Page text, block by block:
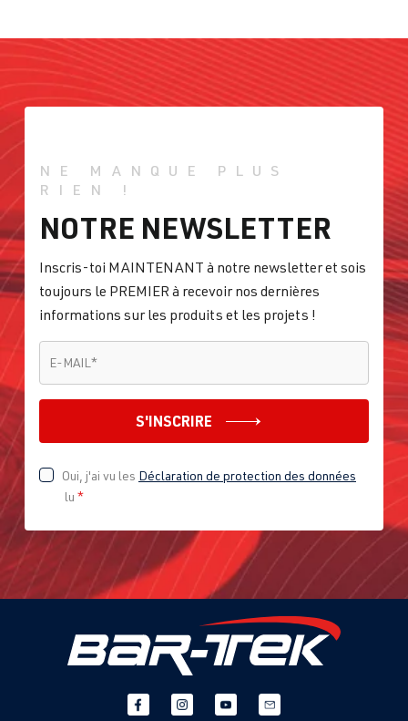
NE MANQUE PLUS
RIEN !
NOTRE NEWSLETTER
Inscris-toi MAINTENANT à notre newsletter et sois
toujours le PREMIER à recevoir nos dernières
informations sur les produits et les projets !
E-MAIL *
S'INSCRIRE
Oui, j'ai vu les Déclaration de protection des données
lu *